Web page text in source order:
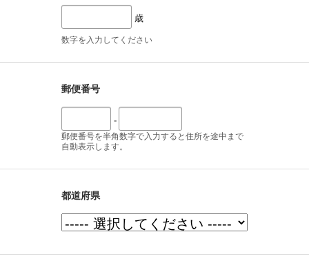
歳
数字を入力してください
郵便番号
-
郵便番号を半角数字で入力すると住所を途中まで
自動表示します。
都道府県